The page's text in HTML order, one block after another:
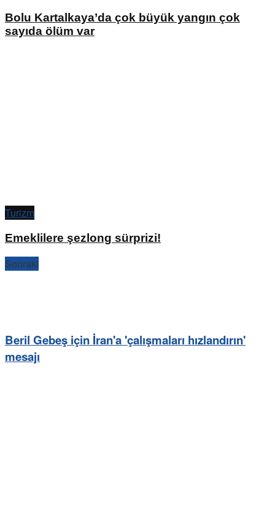
Bolu Kartalkaya’da çok büyük yangın çok
sayıda ölüm var
Turizm
Emeklilere şezlong sürprizi!
Sonraki
Beril Gebeş için İran'a 'çalışmaları hızlandırın'
mesajı